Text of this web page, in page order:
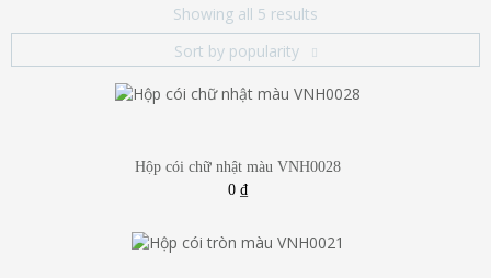
Showing all 5 results
Sort by popularity
Hộp cói chữ nhật màu VNH0028
0 ₫